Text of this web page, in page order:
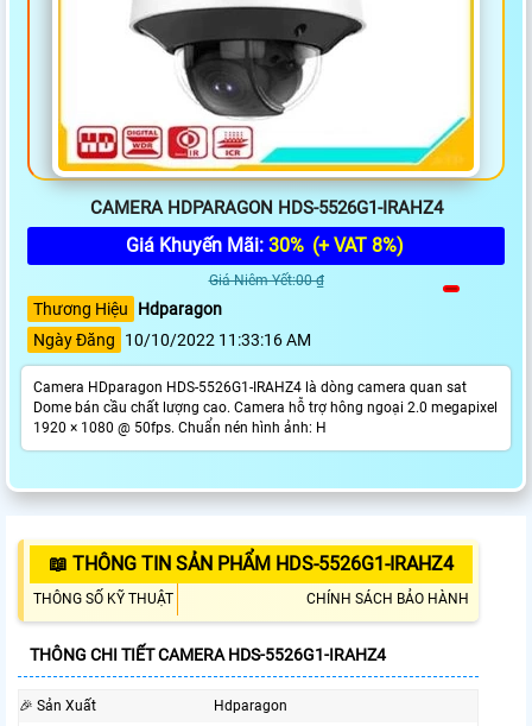
CAMERA HDPARAGON HDS-5526G1-IRAHZ4
Giá Khuyến Mãi: 30% (+ VAT 8%)
Giá Niêm Yết:00 ₫
Thương Hiệu
Hdparagon
Ngày Đăng
10/10/2022 11:33:16 AM
Camera HDparagon HDS-5526G1-IRAHZ4 là dòng camera quan sat
Dome bán cầu chất lượng cao. Camera hỗ trợ hông ngoại 2.0 megapixel
1920 × 1080 @ 50fps. Chuẩn nén hình ảnh: H
📖 THÔNG TIN SẢN PHẨM HDS-5526G1-IRAHZ4
THÔNG SỐ KỸ THUẬT CHÍNH SÁCH BẢO HÀNH
THÔNG CHI TIẾT CAMERA HDS-5526G1-IRAHZ4
️🎉 Sản Xuất
Hdparagon